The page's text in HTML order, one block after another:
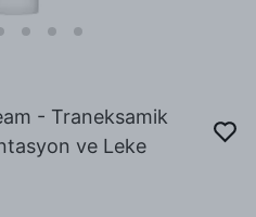
- Traneksamik
ve Leke